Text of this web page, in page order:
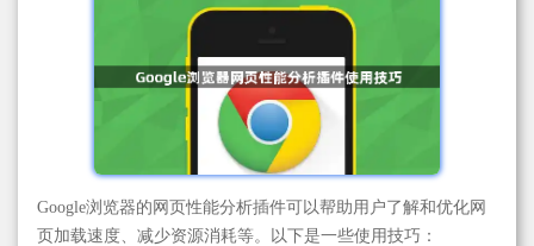
Google浏览器的网页性能分析插件可以帮助用户了解和优化网
页加载速度、减少资源消耗等。以下是一些使用技巧：